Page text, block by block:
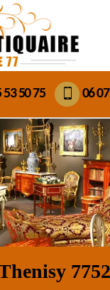
53 50 75 06